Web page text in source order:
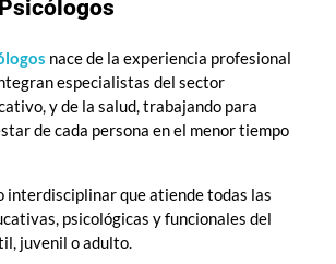
nace de la experiencia profesional
especialistas del sector
y de la salud, trabajando para
de cada persona en el menor tiempo
interdisciplinar que atiende todas las
psicológicas y funcionales del
juvenil o adulto.